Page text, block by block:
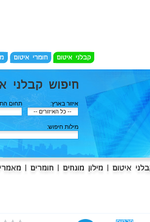
איזור בארץ: תחום
מילות חיפוש: